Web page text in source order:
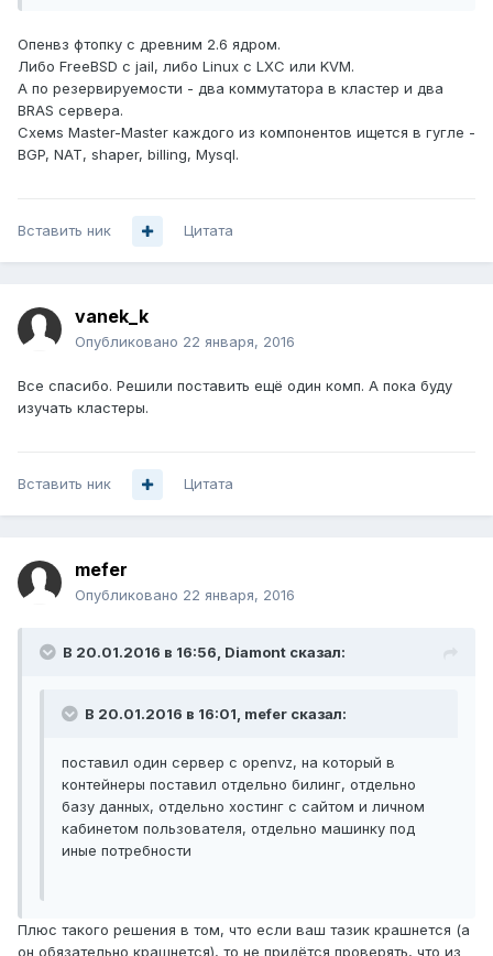
Опенвз фтопку с древним 2.6 ядром.
Либо FreeBSD с jail, либо Linux с LXC или KVM.
А по резервируемости - два коммутатора в кластер и два
BRAS сервера.
Схемs Master-Master каждого из компонентов ищется в гугле -
BGP, NAT, shaper, billing, Mysql.
Вставить ник Цитата
vanek_k
Опубликовано 22 января, 2016
Все спасибо. Решили поставить ещё один комп. А пока буду
изучать кластеры.
Вставить ник Цитата
mefer
Опубликовано 22 января, 2016
В 20.01.2016 в 16:56, Diamont сказал:
В 20.01.2016 в 16:01, mefer сказал:
поставил один сервер с openvz, на который в
контейнеры поставил отдельно билинг, отдельно
базу данных, отдельно хостинг с сайтом и личном
кабинетом пользователя, отдельно машинку под
иные потребности
Плюс такого решения в том, что если ваш тазик крашнется (а
он обязательно крашнется), то не придётся проверять, что из